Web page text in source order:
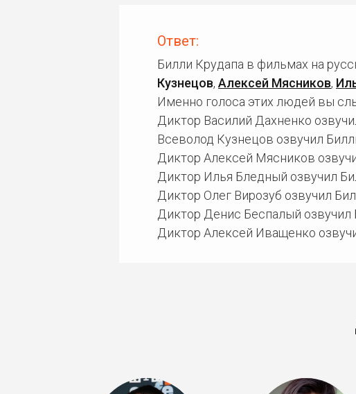
Ответ:
Билли Крудапа в фильмах на
Кузнецов, Алексей Мясников,
Именно голоса этих людей вы
Диктор Василий Дахненко
Всеволод Кузнецов озвучил
Диктор Алексей Мясников
Диктор Илья Бледный озвучил
Диктор Олег Вирозуб озвучил
Диктор Денис Беспалый озвучил
Диктор Алексей Иващенко